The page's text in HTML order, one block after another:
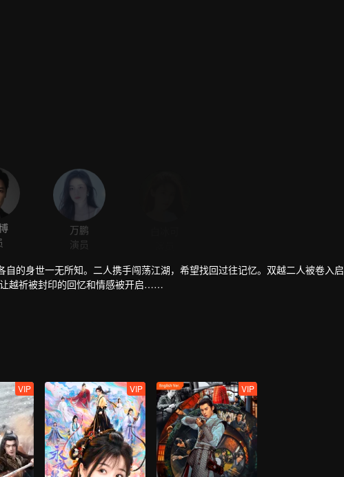
万鹏
演员
的身世一无所知。二人携手闯荡江湖，希望找回过往记忆。双越二人被卷入启
越祈被封印的回忆和情感被开启……
顾寒江和明绣师徒以及居十方等一众江湖人士，二人的真实身份也逐渐揭开。
幕后设局人？计中有计，局中有局，不惜舍身改命，只为今朝再聚。
VIP VIP VIP